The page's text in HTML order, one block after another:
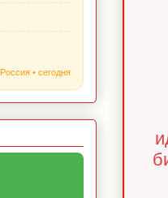
Россия • сегодня